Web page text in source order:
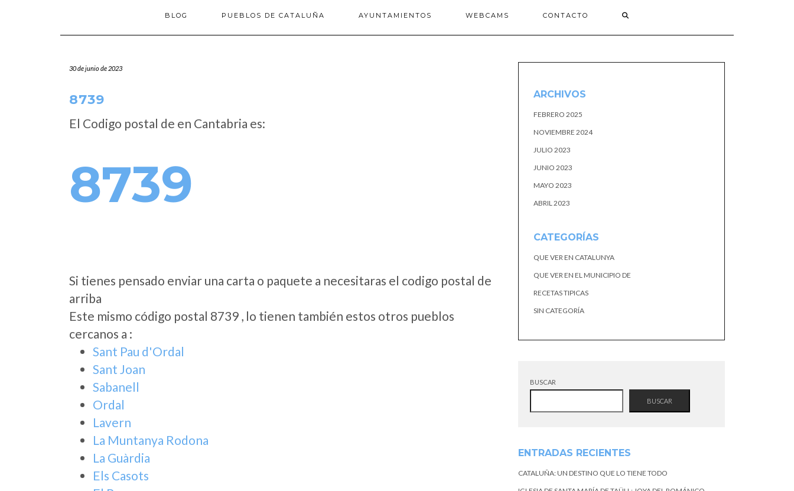
BLOG PUEBLOS DE CATALUÑA AYUNTAMIENTOS WEBCAMS CONTACTO
30 de junio de 2023
8739
El Codigo postal de en Cantabria es:
8739
Si tienes pensado enviar una carta o paquete a necesitaras el codigo postal de
arriba
Este mismo código postal 8739 , lo tienen también estos otros pueblos
cercanos a :
Sant Pau d'Ordal
Sant Joan
Sabanell
Ordal
Lavern
La Muntanya Rodona
La Guàrdia
Els Casots
ARCHIVOS
FEBRERO 2025
NOVIEMBRE 2024
JULIO 2023
JUNIO 2023
MAYO 2023
ABRIL 2023
CATEGORÍAS
QUE VER EN CATALUNYA
QUE VER EN EL MUNICIPIO DE
RECETAS TIPICAS
SIN CATEGORÍA
BUSCAR
BUSCAR
ENTRADAS RECIENTES
CATALUÑA: UN DESTINO QUE LO TIENE TODO